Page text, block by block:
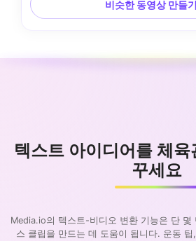
비슷한 동영상 만들
텍스트 아이디어를 체
꾸세요
Media.io의 텍스트-비디오 변환 기능은 단 몇
스 클립을 만드는 데 도움이 됩니다. 운동